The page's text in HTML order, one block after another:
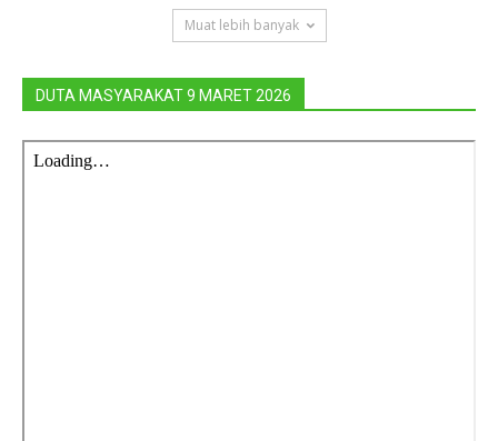
Muat lebih banyak
DUTA MASYARAKAT 9 MARET 2026